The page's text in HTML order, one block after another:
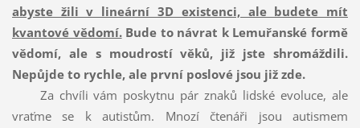
abyste žili v lineární 3D existenci, ale budete mít
kvantové vědomí.Bude to návrat k Lemuřanské formě
vědomí, ale s moudrostí věků, již jste shromáždili.
Nepůjde to rychle, ale první poslové jsou již zde.
Za chvíli vám poskytnu pár znaků lidské evoluce, ale
vraťme se k autistům. Mnozí čtenáři jsou autismem